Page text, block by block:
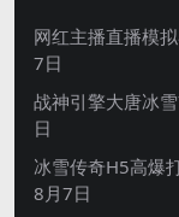
网红主播直播模
7日
战神引擎大唐冰
日
冰雪传奇H5高爆
8月7日